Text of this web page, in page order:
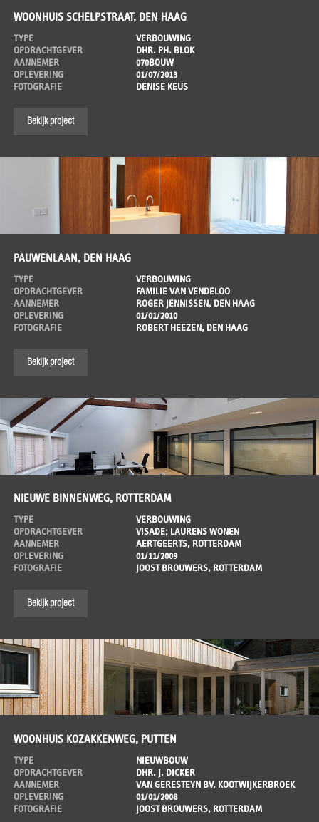
WOONHUIS SCHELPSTRAAT, DEN HAAG
TYPE
VERBOUWING
OPDRACHTGEVER
DHR. PH. BLOK
AANNEMER
070BOUW
OPLEVERING
01/07/2013
FOTOGRAFIE
DENISE KEUS
Bekijk project
PAUWENLAAN, DEN HAAG
TYPE
VERBOUWING
OPDRACHTGEVER
FAMILIE VAN VENDELOO
AANNEMER
ROGER JENNISSEN, DEN HAAG
OPLEVERING
01/01/2010
FOTOGRAFIE
ROBERT HEEZEN, DEN HAAG
Bekijk project
NIEUWE BINNENWEG, ROTTERDAM
TYPE
VERBOUWING
OPDRACHTGEVER
VISADE; LAURENS WONEN
AANNEMER
AERTGEERTS, ROTTERDAM
OPLEVERING
01/11/2009
FOTOGRAFIE
JOOST BROUWERS, ROTTERDAM
Bekijk project
WOONHUIS KOZAKKENWEG, PUTTEN
TYPE
NIEUWBOUW
OPDRACHTGEVER
DHR. J. DICKER
AANNEMER
VAN GERESTEYN BV, KOOTWIJKERBROEK
OPLEVERING
01/01/2008
FOTOGRAFIE
JOOST BROUWERS, ROTTERDAM